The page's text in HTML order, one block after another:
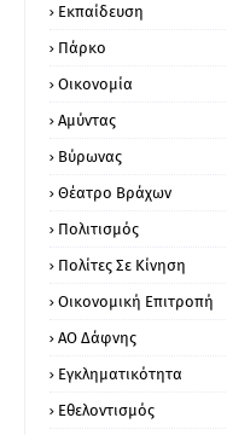
Εκπαίδευση
Πάρκο
Οικονομία
Αμύντας
Βύρωνας
Θέατρο Βράχων
Πολιτισμός
Πολίτες Σε Κίνηση
Οικονομική Επιτροπή
ΑΟ Δάφνης
Εγκληματικότητα
Εθελοντισμός